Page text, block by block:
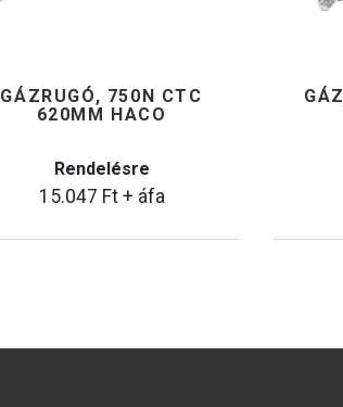
GÁZRUGÓ, 750N CTC
620MM HACO
Rendelésre
15.047 Ft+ áfa